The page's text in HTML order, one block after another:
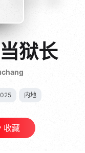
狱长
内地
收藏